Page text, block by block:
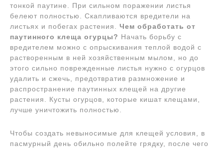
тонкой паутине. При сильном поражении листья
белеют полностью. Скапливаются вредители на
листьях и побегах растения. Чем обработать от
паутинного клеща огурцы? Начать борьбу с
вредителем можно с опрыскивания теплой водой с
растворенным в ней хозяйственным мылом, но до
этого сильно поврежденные листья нужно с огурцов
удалить и сжечь, предотвратив размножение и
распространение паутинных клещей на другие
растения. Кусты огурцов, которые кишат клещами,
лучше уничтожить полностью.
Чтобы создать невыносимые для клещей условия, в
пасмурный день обильно полейте грядку, после чего